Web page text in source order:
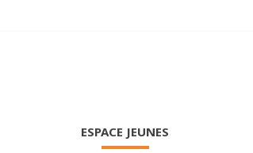
ESPACE JEUNES